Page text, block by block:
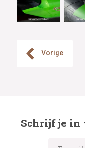
Vorige
Schrijf je in